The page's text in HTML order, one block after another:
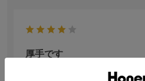
厚手です
色：ブラック